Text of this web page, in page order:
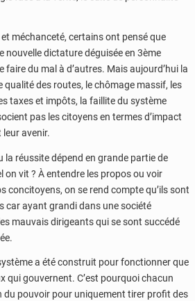
méchanceté, certains ont pensé que
nouvelle dictature déguisée en 3ème
du mal à d’autres. Mais aujourd’hui la
qualité des routes, le chômage massif, les
taxes et impôts, la faillite du système
pas les citoyens en termes d’impact
avenir.
la réussite dépend en grande partie de
on vit ? À entendre les propos ou voir
concitoyens, on se rend compte qu’ils sont
car ayant grandi dans une société
mauvais dirigeants qui se sont succédé
a été construit pour fonctionner que
qui gouvernent. C’est pourquoi chacun
du pouvoir pour uniquement tirer profit des